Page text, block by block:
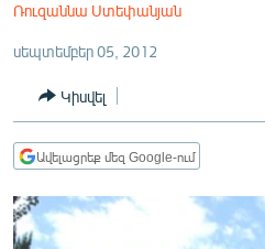
ՏՆՏԵՍՈՒԹՅՈՒՆ
ՂԱՐԱԲԱՂ
ՏԱՐԱԾԱՇՐՋԱՆ
Ռուզաննա Ստեփանյան
սեպտեմբեր 05, 2012
Կիսվել
Ավելացրեք մեզ Google-ում